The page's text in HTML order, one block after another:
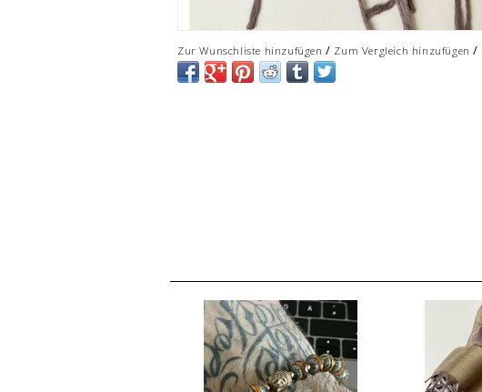
Zur Wunschliste hinzufügen / Zum Vergleich hinzufügen /